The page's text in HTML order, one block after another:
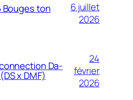
Bouges ton
6 juillet
2026
Da-
x DMF)
24
février
2026